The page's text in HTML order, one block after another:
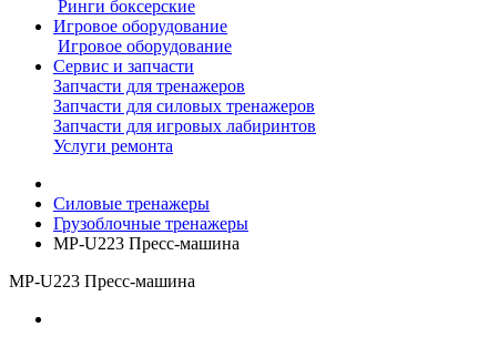
Ринги боксерские
Игровое оборудование
Игровое оборудование
Сервис и запчасти
Запчасти для тренажеров
Запчасти для силовых тренажеров
Запчасти для игровых лабиринтов
Услуги ремонта
Силовые тренажеры
Грузоблочные тренажеры
MP-U223 Пресс-машина
MP-U223 Пресс-машина